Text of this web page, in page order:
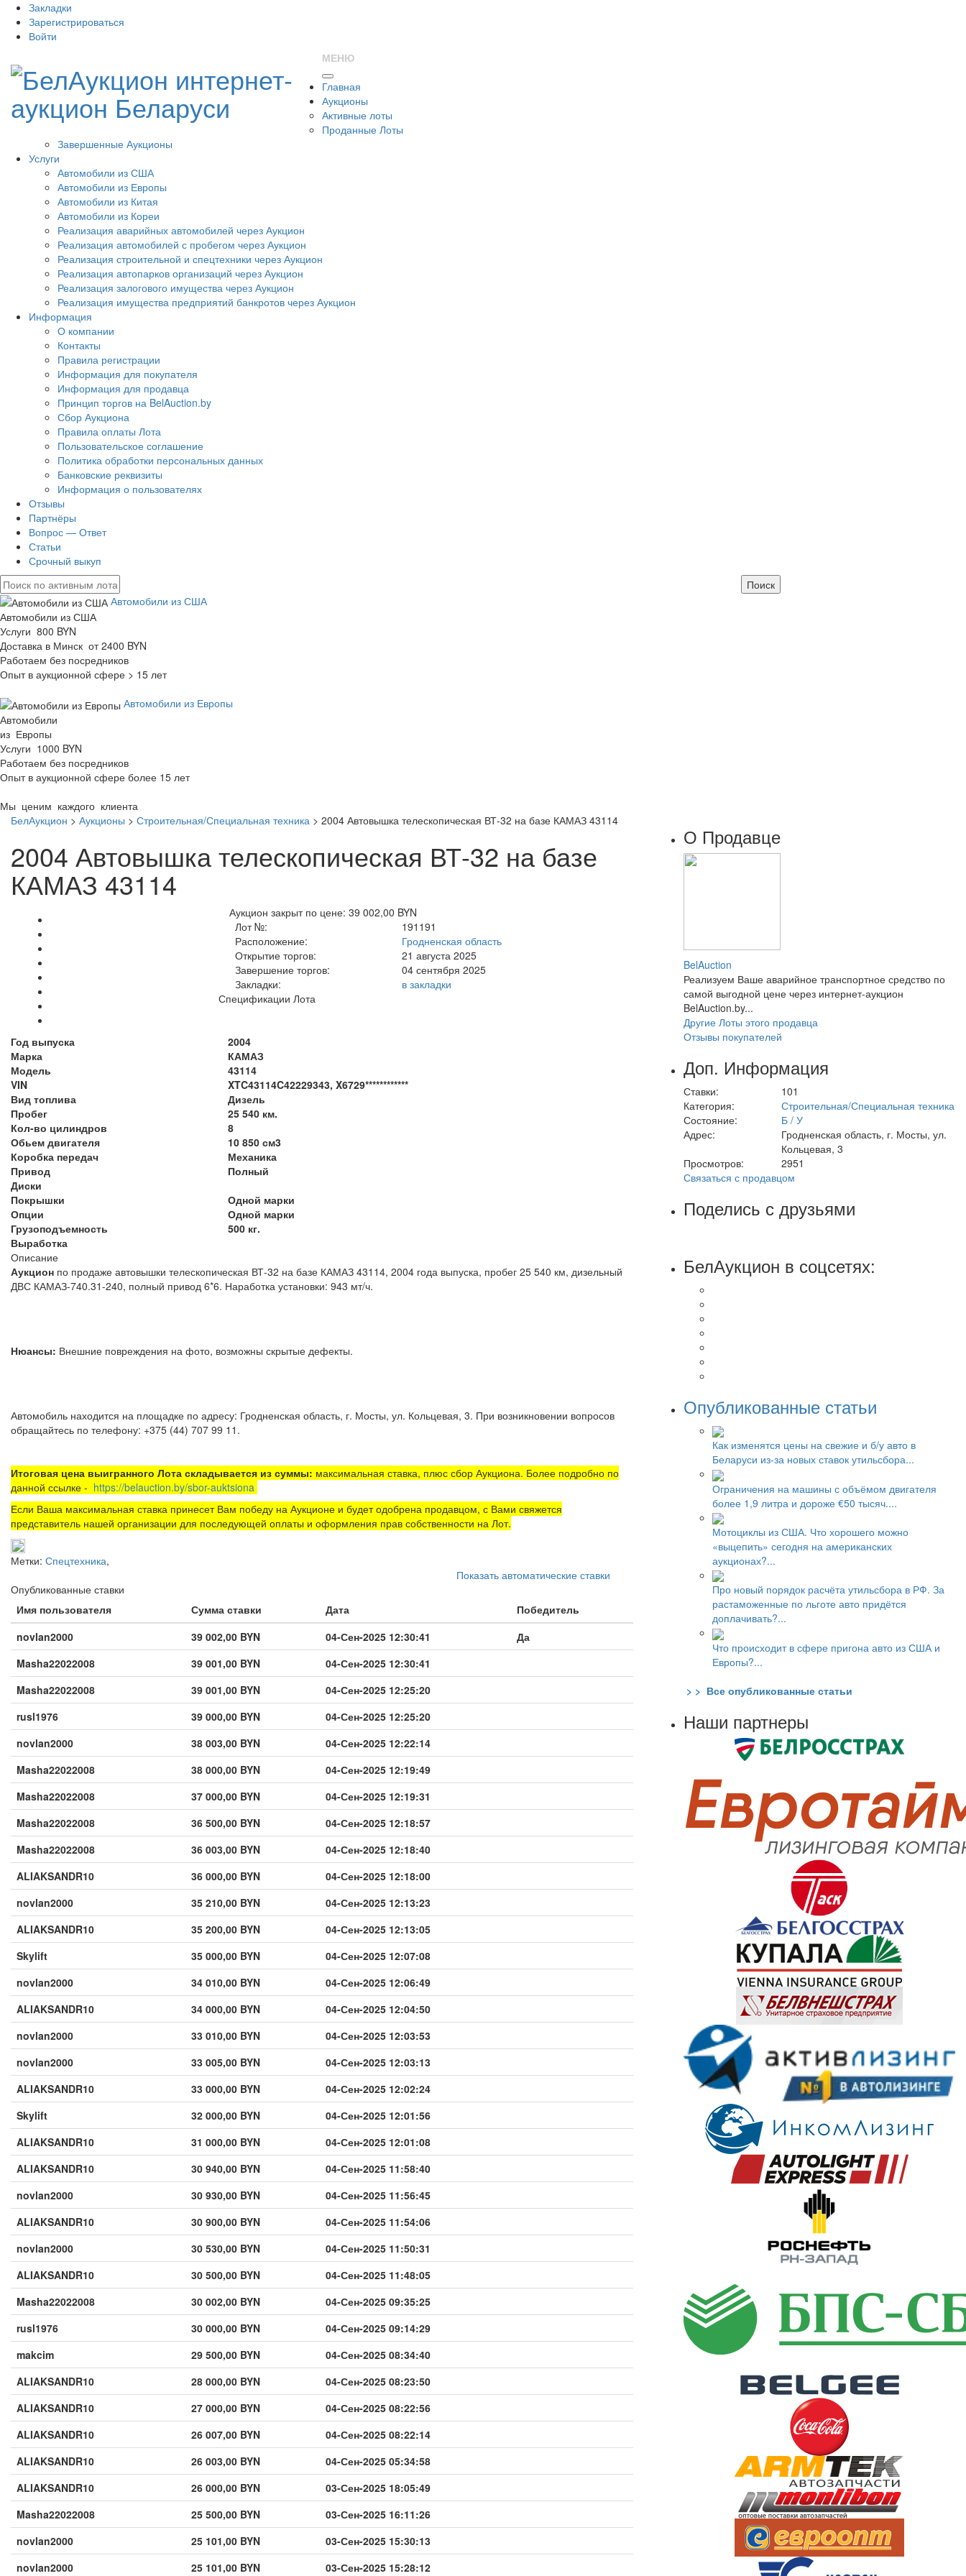
Закладки
Зарегистрироваться
Войти
МЕНЮ
Главная
Аукционы
Активные лоты
Проданные Лоты
Завершенные Аукционы
Услуги
Автомобили из США
Автомобили из Европы
Автомобили из Китая
Автомобили из Кореи
Реализация аварийных автомобилей через Аукцион
Реализация автомобилей с пробегом через Аукцион
Реализация строительной и спецтехники через Аукцион
Реализация автопарков организаций через Аукцион
Реализация залогового имущества через Аукцион
Реализация имущества предприятий банкротов через Аукцион
Информация
О компании
Контакты
Правила регистрации
Информация для покупателя
Информация для продавца
Принцип торгов на BelAuction.by
Сбор Аукциона
Правила оплаты Лота
Пользовательское соглашение
Политика обработки персональных данных
Банковские реквизиты
Информация о пользователях
Отзывы
Партнёры
Вопрос — Ответ
Статьи
Срочный выкуп
Автомобили из США
Автомобили из США
Услуги 800 BYN
Доставка в Минск от 2400 BYN
Работаем без посредников
Опыт в аукционной сфере > 15 лет
Автомобили из Европы
Автомобили
из Европы
Услуги 1000 BYN
Работаем без посредников
Опыт в аукционной сфере более 15 лет
Мы ценим каждого клиента
БелАукцион > Аукционы > Строительная/Специальная техника > 2004 Автовышка телескопическая ВТ-32 на базе КАМАЗ 43114
2004 Автовышка телескопическая ВТ-32 на базе
КАМАЗ 43114
Аукцион закрыт по цене: 39 002,00 BYN
Лот №:
191191
Расположение:
Гродненская область
Открытие торгов:
21 августа 2025
Завершение торгов:
04 сентября 2025
Закладки:
в закладки
Спецификации Лота
Год выпуска
2004
Марка
КАМАЗ
Модель
43114
VIN
XTC43114C42229343, X6729************
Вид топлива
Дизель
Пробег
25 540 км.
Кол-во цилиндров
8
Обьем двигателя
10 850 см3
Коробка передач
Механика
Привод
Полный
Диски
Покрышки
Одной марки
Опции
Одной марки
Грузоподъемность
500 кг.
Выработка
Описание
Аукцион по продаже автовышки телескопическая ВТ-32 на базе КАМАЗ 43114, 2004 года выпуска, пробег 25 540 км, дизельный
ДВС КАМАЗ-740.31-240, полный привод 6*6. Наработка установки: 943 мт/ч.
Нюансы: Внешние повреждения на фото, возможны скрытые дефекты.
Автомобиль находится на площадке по адресу: Гродненская область, г. Мосты, ул. Кольцевая, 3. При возникновении вопросов
обращайтесь по телефону: +375 (44) 707 99 11.
Итоговая цена выигранного Лота складывается из суммы: максимальная ставка, плюс сбор Аукциона. Более подробно по
данной ссылке - https://belauction.by/sbor-auktsiona
Если Ваша максимальная ставка принесет Вам победу на Аукционе и будет одобрена продавцом, с Вами свяжется
представитель нашей организации для последующей оплаты и оформления прав собственности на Лот.
Метки: Спецтехника,
Показать автоматические ставки
Опубликованные ставки
Имя пользователя
Сумма ставки Дата
Победитель
novlan2000
39 002,00 BYN 04-Сен-2025 12:30:41
Да
Masha22022008
39 001,00 BYN
04-Сен-2025 12:30:41
Masha22022008
39 001,00 BYN
04-Сен-2025 12:25:20
rusl1976
39 000,00 BYN
04-Сен-2025 12:25:20
novlan2000
38 003,00 BYN
04-Сен-2025 12:22:14
Masha22022008
38 000,00 BYN
04-Сен-2025 12:19:49
Masha22022008
37 000,00 BYN
04-Сен-2025 12:19:31
Masha22022008
36 500,00 BYN
04-Сен-2025 12:18:57
Masha22022008
36 003,00 BYN
04-Сен-2025 12:18:40
ALIAKSANDR10
36 000,00 BYN
04-Сен-2025 12:18:00
novlan2000
35 210,00 BYN
04-Сен-2025 12:13:23
ALIAKSANDR10
35 200,00 BYN
04-Сен-2025 12:13:05
Skylift
35 000,00 BYN
04-Сен-2025 12:07:08
novlan2000
34 010,00 BYN
04-Сен-2025 12:06:49
ALIAKSANDR10
34 000,00 BYN
04-Сен-2025 12:04:50
novlan2000
33 010,00 BYN
04-Сен-2025 12:03:53
novlan2000
33 005,00 BYN
04-Сен-2025 12:03:13
ALIAKSANDR10
33 000,00 BYN
04-Сен-2025 12:02:24
Skylift
32 000,00 BYN
04-Сен-2025 12:01:56
ALIAKSANDR10
31 000,00 BYN
04-Сен-2025 12:01:08
ALIAKSANDR10
30 940,00 BYN
04-Сен-2025 11:58:40
novlan2000
30 930,00 BYN
04-Сен-2025 11:56:45
ALIAKSANDR10
30 900,00 BYN
04-Сен-2025 11:54:06
novlan2000
30 530,00 BYN
04-Сен-2025 11:50:31
ALIAKSANDR10
30 500,00 BYN
04-Сен-2025 11:48:05
Masha22022008
30 002,00 BYN
04-Сен-2025 09:35:25
rusl1976
30 000,00 BYN
04-Сен-2025 09:14:29
makcim
29 500,00 BYN
04-Сен-2025 08:34:40
ALIAKSANDR10
28 000,00 BYN
04-Сен-2025 08:23:50
ALIAKSANDR10
27 000,00 BYN
04-Сен-2025 08:22:56
ALIAKSANDR10
26 007,00 BYN
04-Сен-2025 08:22:14
ALIAKSANDR10
26 003,00 BYN
04-Сен-2025 05:34:58
ALIAKSANDR10
26 000,00 BYN
03-Сен-2025 18:05:49
Masha22022008
25 500,00 BYN
03-Сен-2025 16:11:26
novlan2000
25 101,00 BYN
03-Сен-2025 15:30:13
novlan2000
25 101,00 BYN 03-Сен-2025 15:28:12
О Продавце
BelAuction
Реализуем Ваше аварийное транспортное средство по
самой выгодной цене через интернет-аукцион
BelAuction.by...
Другие Лоты этого продавца
Отзывы покупателей
Доп. Информация
Ставки:
101
Категория:
Строительная/Специальная техника
Состояние:
Б / У
Адрес:
Гродненская область, г. Мосты, ул.
Кольцевая, 3
Просмотров:
2951
Связаться с продавцом
Поделись с друзьями
БелАукцион в соцсетях:
Опубликованные статьи
Как изменятся цены на свежие и б/у авто в
Беларуси из-за новых ставок утильсбора...
Ограничения на машины с объёмом двигателя
более 1,9 литра и дороже €50 тысяч....
Мотоциклы из США. Что хорошего можно
«выцепить» сегодня на американских
аукционах?...
Про новый порядок расчёта утильсбора в РФ. За
растаможенные по льготе авто придётся
доплачивать?...
Что происходит в сфере пригона авто из США и
Европы?...
> > Все опубликованные статьи
Наши партнеры